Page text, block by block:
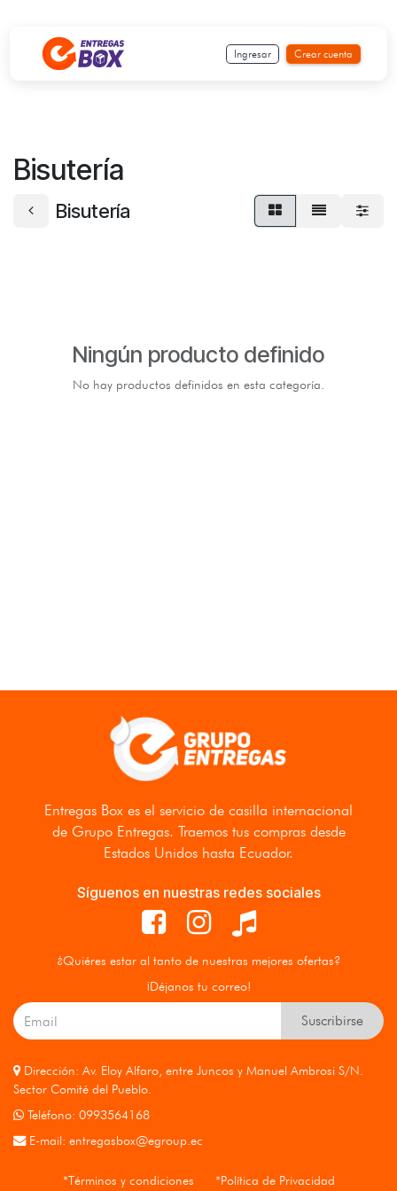
Ingresar Crear cuenta
Bisutería
Bisutería
Ningún producto definido
No hay productos definidos en esta categoría.
Entregas Box es el servicio de casilla internacional
de Grupo Entregas. Traemos tus compras desde
Estados Unidos hasta Ecuador.
Síguenos en nuestras redes sociales
¿Quiéres estar al tanto de nuestras mejores ofertas?
¡Déjanos tu correo!
Suscribirse
Dirección: Av. Eloy Alfaro, entre Juncos y Manuel Ambrosi S/N.
Sector Comité del Pueblo.
Teléfono: 0993564168
E-mail: entregasbox@egroup.ec
*Términos y condiciones *Política de Privacidad